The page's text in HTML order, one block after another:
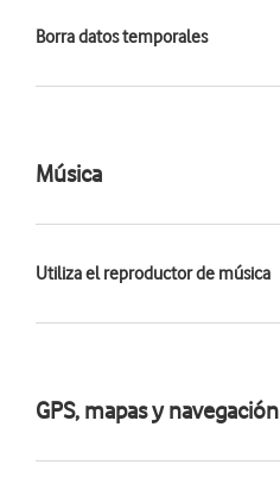
Borra datos temporales
Música
Utiliza el reproductor de música
GPS, mapas y navegación